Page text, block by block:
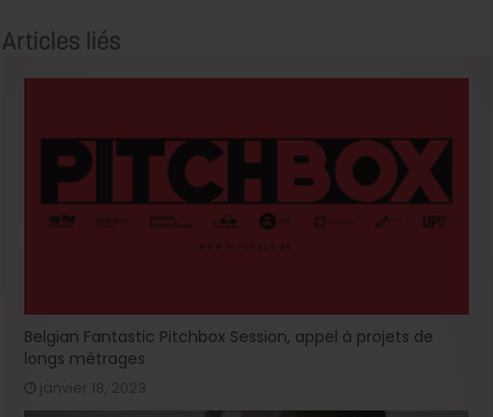
Articles liés
Belgian Fantastic Pitchbox Session, appel à projets de
longs métrages
janvier 18, 2023